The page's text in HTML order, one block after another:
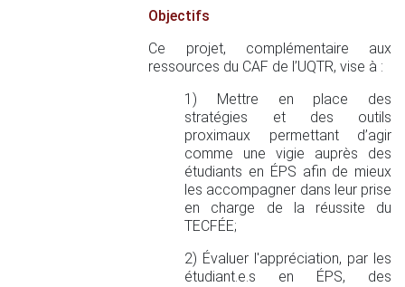
Objectifs
Ce projet, complémentaire aux
ressources du CAF de l’UQTR, vise à :
1) Mettre en place des
stratégies et des outils
proximaux permettant d’agir
comme une vigie auprès des
étudiants en ÉPS afin de mieux
les accompagner dans leur prise
en charge de la réussite du
TECFÉE;
2) Évaluer l'appréciation, par les
étudiant.e.s en ÉPS, des